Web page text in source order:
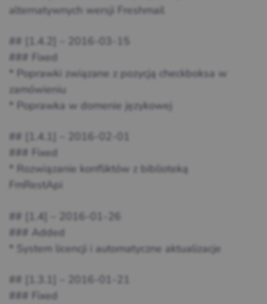
alternatywnych wersji Freshmail
## [1.4.2] – 2016-03-15
### Fixed
* Poprawki związane z pozycją checkboksa w
zamówieniu
* Poprawka w domenie językowej
## [1.4.1] – 2016-02-01
### Fixed
* Rozwiązanie konfliktów z biblioteką
FmRestApi
## [1.4] – 2016-01-26
### Added
* System licencji i automatyczne aktualizacje
## [1.3.1] – 2016-01-21
### Fixed